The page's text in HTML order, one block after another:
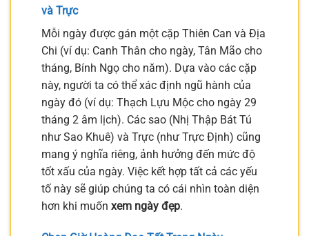
và Trực
Mỗi ngày được gán một cặp Thiên Can và Địa
Chi (ví dụ: Canh Thân cho ngày, Tân Mão cho
tháng, Bính Ngọ cho năm). Dựa vào các cặp
này, người ta có thể xác định ngũ hành của
ngày đó (ví dụ: Thạch Lựu Mộc cho ngày 29
tháng 2 âm lịch). Các sao (Nhị Thập Bát Tú
như Sao Khuê) và Trực (như Trực Định) cũng
mang ý nghĩa riêng, ảnh hưởng đến mức độ
tốt xấu của ngày. Việc kết hợp tất cả các yếu
tố này sẽ giúp chúng ta có cái nhìn toàn diện
hơn khi muốn xem ngày đẹp.